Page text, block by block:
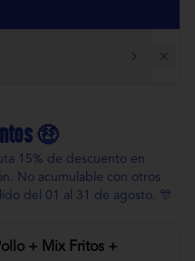
🤑
15% de descuento en
No acumulable con otros
del 01 al 31 de agosto. 🎊
+ Mix Fritos +